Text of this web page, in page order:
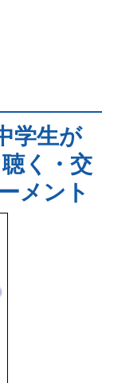
学生が
く・交
メント